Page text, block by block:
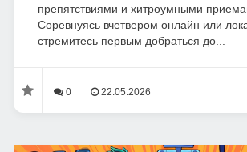
препятствиями и хитроумными
Соревнуясь вчетвером онлайн или
стремитесь первым добраться до...
0 22.05.2026